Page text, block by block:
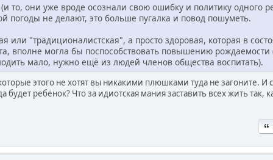
то, они уже вроде осознали свою ошибку и политику одного
погоды не делают, это больше пугалка и повод пошуметь.
или "традиционалистская", а просто здоровая, которая в
вполне могла бы поспособствовать повышению рождаемости
мало, нужно ещё из людей членов общества воспитать).
этого не хотят вы никакими плюшками туда не загоните. И
будет ребёнок? Что за идиотская мания заставить всех жить так,